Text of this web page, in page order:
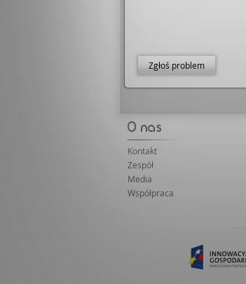
Zgłoś problem
Kontakt
Zespół
Media
Współpraca